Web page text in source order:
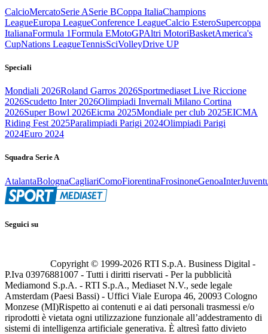
CalcioMercatoSerie ASerie BCoppa ItaliaChampions
LeagueEuropa LeagueConference LeagueCalcio EsteroSupercoppa
ItalianaFormula 1Formula EMotoGPAltri MotoriBasketAmerica's
CupNations LeagueTennisSciVolleyDrive UP
Speciali
Mondiali 2026Roland Garros 2026Sportmediaset Live Riccione
2026Scudetto Inter 2026Olimpiadi Invernali Milano Cortina
2026Super Bowl 2026Eicma 2025Mondiale per club 2025EICMA
Riding Fest 2025Paralimpiadi Parigi 2024Olimpiadi Parigi
2024Euro 2024
Squadra Serie A
AtalantaBolognaCagliariComoFiorentinaFrosinoneGenoaInter
Seguici su
Copyright © 1999-2026 RTI S.p.A. Business Digital -
P.Iva 03976881007 - Tutti i diritti riservati - Per la pubblicità
Mediamond S.p.A. - RTI S.p.A., Mediaset N.V., sede legale
Amsterdam (Paesi Bassi) - Uffici Viale Europa 46, 20093 Cologno
Monzese (MI)Rispetto ai contenuti e ai dati personali trasmessi e/o
riprodotti è vietata ogni utilizzazione funzionale all’addestramento di
sistemi di intelligenza artificiale generativa. È altresì fatto divieto